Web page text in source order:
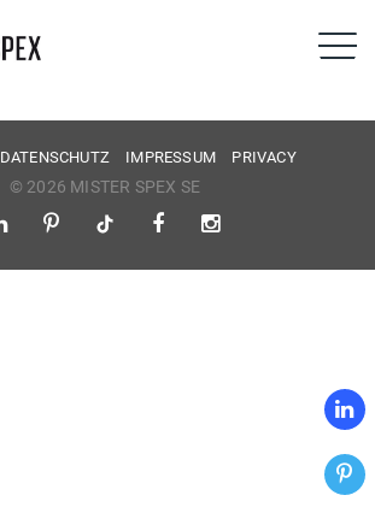
DATENSCHUTZ IMPRESSUM PRIVACY
© 2026 MISTER SPEX SE